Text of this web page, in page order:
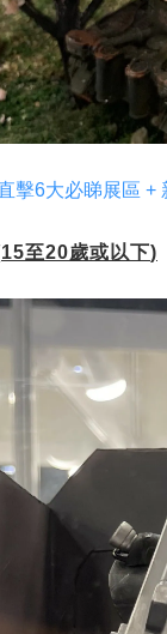
擊6大必睇展區 +
至20歲或以下)